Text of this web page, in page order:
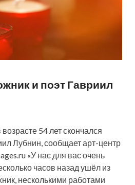
и поэт Гавриил
54 лет скончался
Лубнин, сообщает арт-центр
«У нас для вас очень
часов назад ушёл из
несколькими работами